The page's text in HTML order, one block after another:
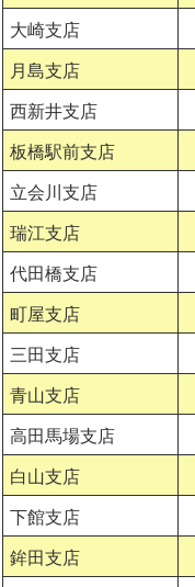
大崎支店
月島支店
西新井支店
板橋駅前支店
立会川支店
瑞江支店
代田橋支店
町屋支店
三田支店
青山支店
高田馬場支店
白山支店
下館支店
鉾田支店